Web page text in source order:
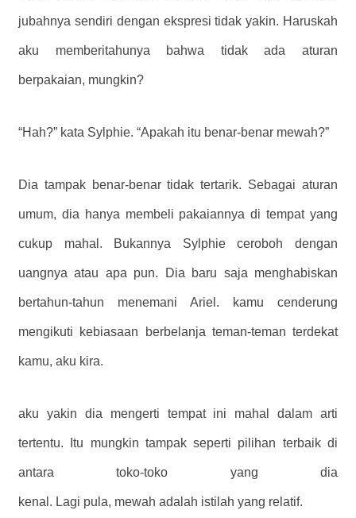
jubahnya sendiri dengan ekspresi tidak yakin. Haruskah
aku memberitahunya bahwa tidak ada aturan
berpakaian, mungkin?
“Hah?” kata Sylphie. “Apakah itu benar-benar mewah?”
Dia tampak benar-benar tidak tertarik. Sebagai aturan
umum, dia hanya membeli pakaiannya di tempat yang
cukup mahal. Bukannya Sylphie ceroboh dengan
uangnya atau apa pun. Dia baru saja menghabiskan
bertahun-tahun menemani Ariel. kamu cenderung
mengikuti kebiasaan berbelanja teman-teman terdekat
kamu, aku kira.
aku yakin dia mengerti tempat ini mahal dalam arti
tertentu. Itu mungkin tampak seperti pilihan terbaik di
antara toko-toko yang dia
kenal. Lagi pula, mewah adalah istilah yang relatif.